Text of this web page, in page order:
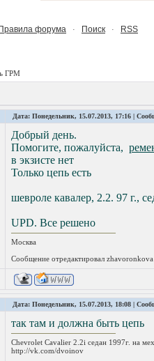
форума · Поиск · RSS
ГРМ
Дата: Понедельник, 15.07.2013, 17:16 |
Добрый день.
Помогите, пожалуйста,
в экзисте нет
Только цепь есть
шевроле кавалер, 2.2. 97 г.,
UPD. Все решено
Москва
Сообщение отредактировал zhavoronkova
Дата: Понедельник, 15.07.2013, 18:08 |
так там и должна быть цепь
Chevrolet Cavalier 2.2i седан 1997г. на
http://vk.com/dvoinov